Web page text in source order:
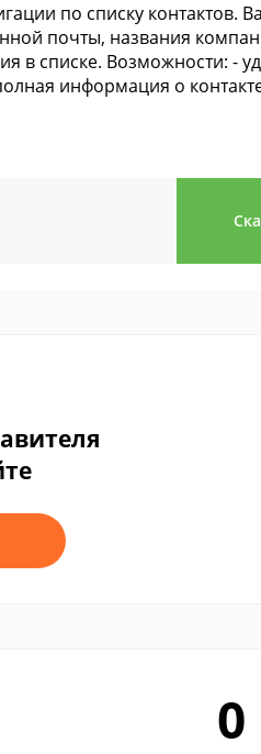
по списку контактов.
почты, названия
в списке. Возможности: -
информация о
0